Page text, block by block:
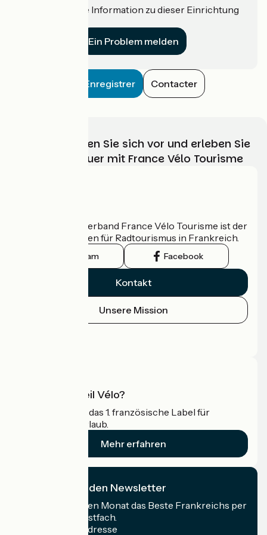
Haben Sie eine Information zu dieser Einrichtung
Ein Problem melden
Enregistrer Contacter
Wählen, bereiten Sie sich vor und erleben Sie
Ihr Radabenteuer mit France Vélo Tourisme
Der nationale Verband France Vélo Tourisme ist der
offizielle Leitfaden für Radtourismus in Frankreich.
Instagram Facebook
Kontakt
Unsere Mission
Was ist Accueil Vélo?
Accueil Vélo ist das 1. französische Label für
Radfahrer im Urlaub.
Mehr erfahren
Ich abonniere den Newsletter
Erhalten Sie jeden Monat das Beste Frankreichs per
Rad in Ihrem Postfach.
Meine E-Mail-Adresse